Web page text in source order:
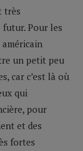
très
futur. Pour les
un petit peu
car c’est là où
qui
pour
et des
fortes